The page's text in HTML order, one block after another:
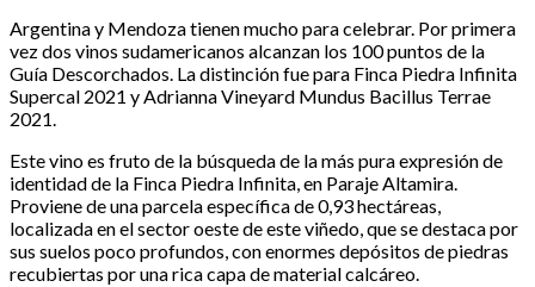
Argentina y Mendoza tienen mucho para celebrar. Por primera
vez dos vinos sudamericanos alcanzan los 100 puntos de la
Guía Descorchados. La distinción fue para Finca Piedra Infinita
Supercal 2021 y Adrianna Vineyard Mundus Bacillus Terrae
2021.
Este vino es fruto de la búsqueda de la más pura expresión de
identidad de la Finca Piedra Infinita, en Paraje Altamira.
Proviene de una parcela específica de 0,93 hectáreas,
localizada en el sector oeste de este viñedo, que se destaca por
sus suelos poco profundos, con enormes depósitos de piedras
recubiertas por una rica capa de material calcáreo.